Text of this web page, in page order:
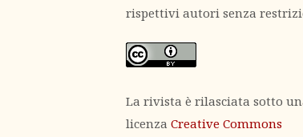
rispettivi autori senza
La rivista è rilasciata sotto
licenza Creative Commons